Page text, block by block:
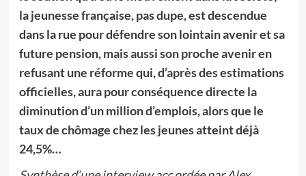
la jeunesse française, pas dupe, est descendue
dans la rue pour défendre son lointain avenir et sa
future pension, mais aussi son proche avenir en
refusant une réforme qui, d’après des estimations
officielles, aura pour conséquence directe la
diminution d’un million d’emplois, alors que le
taux de chômage chez les jeunes atteint déjà
24,5%…